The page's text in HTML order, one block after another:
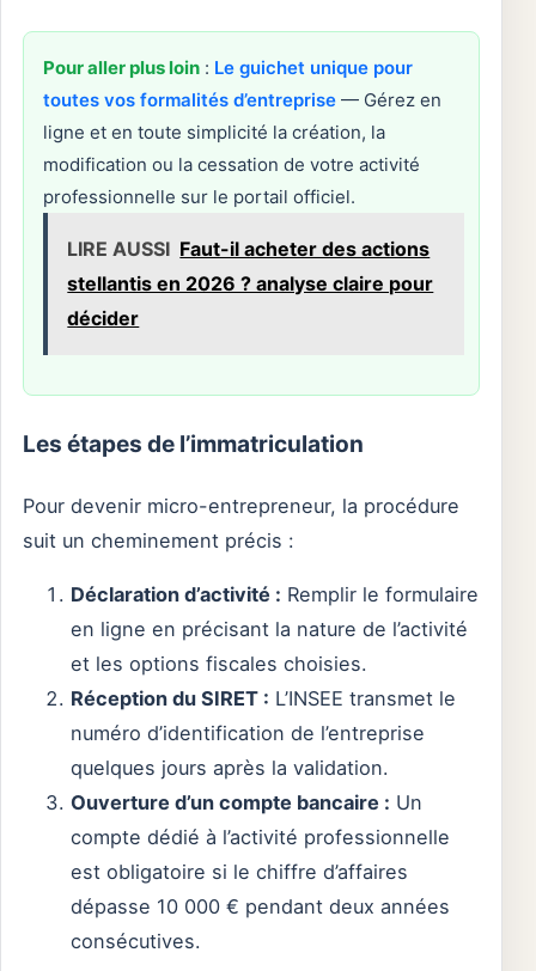
Pour aller plus loin : Le guichet unique pour
toutes vos formalités d’entreprise — Gérez en
ligne et en toute simplicité la création, la
modification ou la cessation de votre activité
professionnelle sur le portail officiel.
LIRE AUSSI Faut-il acheter des actions
stellantis en 2026 ? analyse claire pour
décider
Les étapes de l’immatriculation
Pour devenir micro-entrepreneur, la procédure
suit un cheminement précis :
Déclaration d’activité : Remplir le formulaire
en ligne en précisant la nature de l’activité
et les options fiscales choisies.
Réception du SIRET : L’INSEE transmet le
numéro d’identification de l’entreprise
quelques jours après la validation.
Ouverture d’un compte bancaire : Un
compte dédié à l’activité professionnelle
est obligatoire si le chiffre d’affaires
dépasse 10 000 € pendant deux années
consécutives.